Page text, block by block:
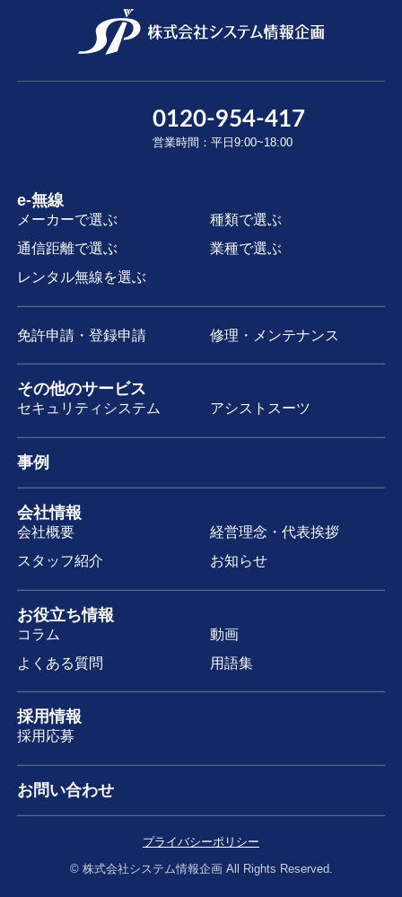
0120-954-417
営業時間：平日9:00~18:00
e-無線
メーカーで選ぶ
種類で選ぶ
通信距離で選ぶ
業種で選ぶ
レンタル無線を選ぶ
免許申請・登録申請 修理・メンテナンス
その他のサービス
セキュリティシステム アシストスーツ
事例
会社情報
会社概要
経営理念・代表挨拶
スタッフ紹介
お知らせ
お役立ち情報
コラム
動画
よくある質問
用語集
採用情報
採用応募
お問い合わせ
プライバシーポリシー
© 株式会社システム情報企画 All Rights Reserved.